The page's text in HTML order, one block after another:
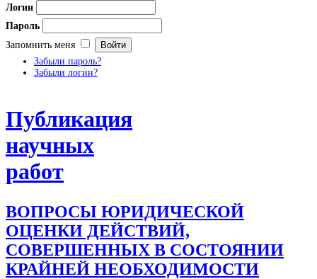
Логин
Пароль
Запомнить меня
Забыли пароль?
Забыли логин?
Публикация
научных
работ
ВОПРОСЫ ЮРИДИЧЕСКОЙ
ОЦЕНКИ ДЕЙСТВИЙ,
СОВЕРШЕННЫХ В СОСТОЯНИИ
КРАЙНЕЙ НЕОБХОДИМОСТИ